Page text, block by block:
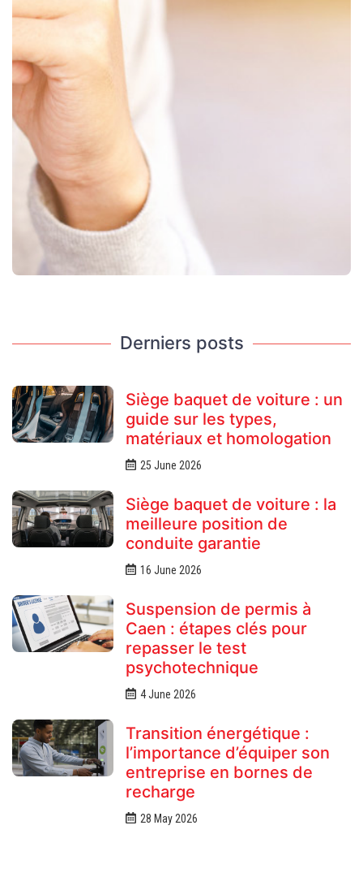
Derniers posts
Siège baquet de voiture : un
guide sur les types,
matériaux et homologation
25 June 2026
Siège baquet de voiture : la
meilleure position de
conduite garantie
16 June 2026
Suspension de permis à
Caen : étapes clés pour
repasser le test
psychotechnique
4 June 2026
Transition énergétique :
l’importance d’équiper son
entreprise en bornes de
recharge
28 May 2026